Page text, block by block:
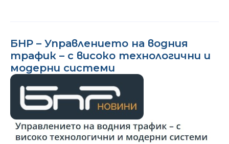
БНР – Управлението на водния
трафик – с високо технологични и
модерни системи